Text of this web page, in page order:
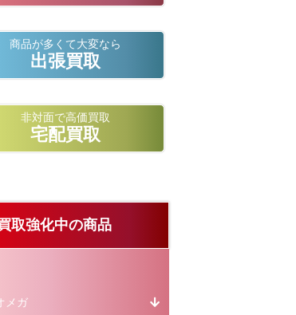
商品が多くて大変なら
出張買取
非対面で高価買取
宅配買取
取強化中の商品
メガ